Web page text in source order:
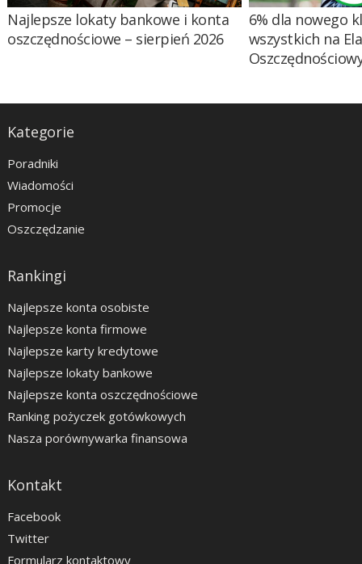
Najlepsze lokaty bankowe i konta
oszczędnościowe – sierpień 2026
6% dla nowego
wszystkich na
Kategorie
Poradniki
Wiadomości
Promocje
Oszczędzanie
Rankingi
Najlepsze konta osobiste
Najlepsze konta firmowe
Najlepsze karty kredytowe
Najlepsze lokaty bankowe
Najlepsze konta oszczędnościowe
Ranking pożyczek gotówkowych
Nasza porównywarka finansowa
Kontakt
Facebook
Twitter
Formularz kontaktowy